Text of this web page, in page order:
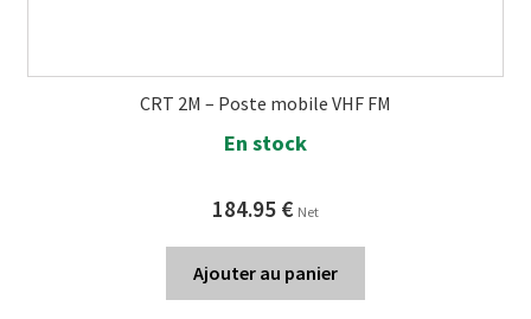
CRT 2M – Poste mobile VHF FM
En stock
184.95 € Net
Ajouter au panier